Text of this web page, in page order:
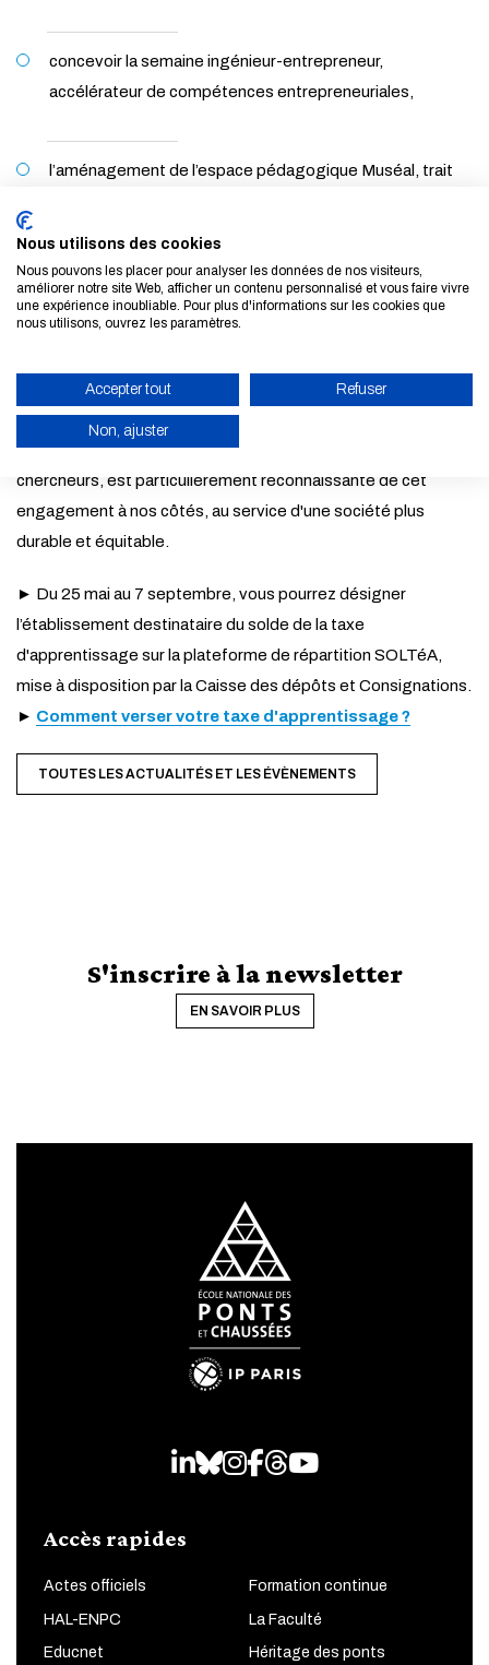
ACTIVER LE MODE ÉCO
ANNULER
concevoir la semaine ingénieur-entrepreneur,
accélérateur de compétences entrepreneuriales,
l’aménagement de l’espace pédagogique Muséal, trait
mettre en place le parcours « découverte des métiers »,
pour inspirer des futurs ingénieurs éveillés, responsables
L’École, accompagnée de ses élèves, enseignants et
chercheurs, est particulièrement reconnaissante de cet
engagement à nos côtés, au service d'une société plus
durable et équitable.
► Du 25 mai au 7 septembre, vous pourrez désigner
l’établissement destinataire du solde de la taxe
d'apprentissage sur la plateforme de répartition SOLTéA,
mise à disposition par la Caisse des dépôts et Consignations.
► Comment verser votre taxe d'apprentissage ?
TOUTES LES ACTUALITÉS ET LES ÉVÈNEMENTS
S'inscrire à la newsletter
EN SAVOIR PLUS
LinkedIn
Bluesky
Instagram
Facebook
Threads
Youtube
Accès rapides
Actes officiels Formation continue
HAL-ENPC La Faculté
Educnet Héritage des ponts
Nous utilisons des cookies
Nous pouvons les placer pour analyser les données de nos visiteurs,
améliorer notre site Web, afficher un contenu personnalisé et vous faire vivre
une expérience inoubliable. Pour plus d'informations sur les cookies que
nous utilisons, ouvrez les paramètres.
Accepter tout Refuser
Non, ajuster